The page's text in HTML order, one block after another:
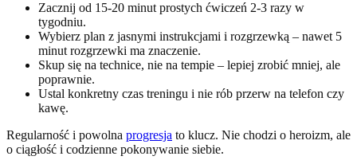
Zacznij od 15-20 minut prostych ćwiczeń 2-3 razy w
tygodniu.
Wybierz plan z jasnymi instrukcjami i rozgrzewką – nawet 5
minut rozgrzewki ma znaczenie.
Skup się na technice, nie na tempie – lepiej zrobić mniej, ale
poprawnie.
Ustal konkretny czas treningu i nie rób przerw na telefon czy
kawę.
Regularność i powolna progresja to klucz. Nie chodzi o heroizm, ale
o ciągłość i codzienne pokonywanie siebie.